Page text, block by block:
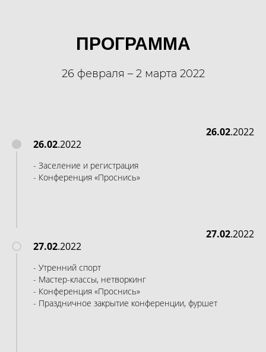
ПРОГРАММА
26 февраля – 2 марта 2022
26.02.2022
26.02.2022
- Заселение и регистрация
- Конференция «Проснись»
27.02.2022
27.02.2022
- Утренний спорт
- Мастер-классы, нетворкинг
- Конференция «Проснись»
- Праздничное закрытие конференции, фуршет